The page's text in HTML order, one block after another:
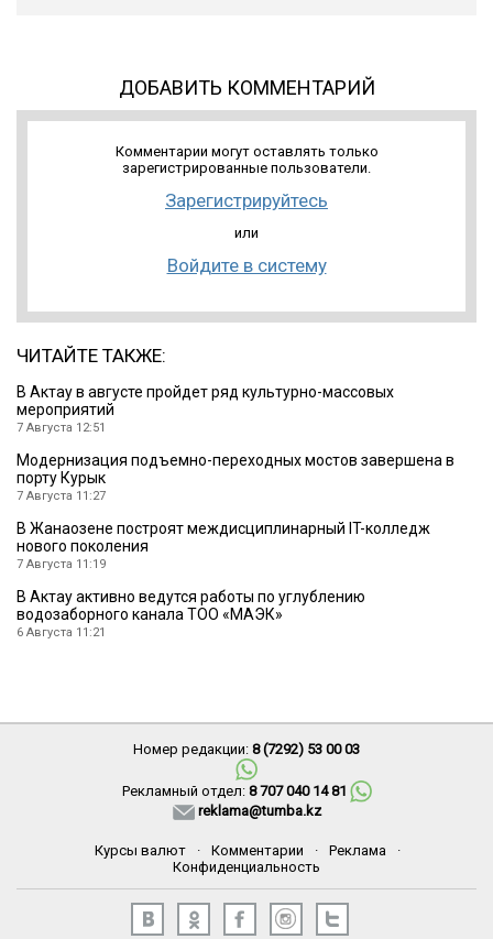
ДОБАВИТЬ КОММЕНТАРИЙ
Комментарии могут оставлять только
зарегистрированные пользователи.
Зарегистрируйтесь
или
Войдите в систему
ЧИТАЙТЕ ТАКЖЕ:
В Актау в августе пройдет ряд культурно-массовых
мероприятий
7 Августа 12:51
Модернизация подъемно-переходных мостов завершена в
порту Курык
7 Августа 11:27
В Жанаозене построят междисциплинарный IT-колледж
нового поколения
7 Августа 11:19
В Актау активно ведутся работы по углублению
водозаборного канала ТОО «МАЭК»
6 Августа 11:21
Номер редакции: 8 (7292) 53 00 03
Рекламный отдел: 8 707 040 14 81
reklama@tumba.kz
Курсы валют · Комментарии · Реклама
·
Конфиденциальность